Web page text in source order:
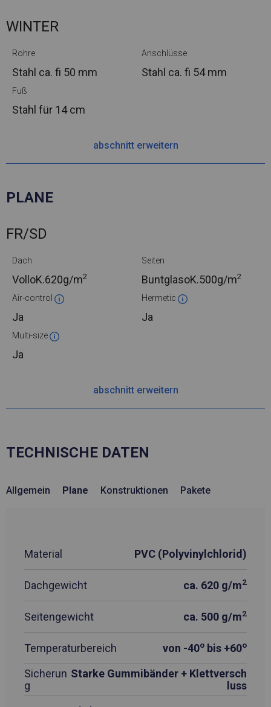
WINTER
Rohre
Stahl ca. fi 50 mm
Anschlüsse
Stahl ca. fi 54 mm
Fuß
Stahl für 14 cm
abschnitt erweitern
PLANE
FR/SD
Dach
VolloK.620g/m2
Seiten
BuntglasoK.500g/m2
Air-control
Ja
Hermetic
Ja
Multi-size
Ja
abschnitt erweitern
TECHNISCHE DATEN
Allgemein Plane Konstruktionen Pakete
Material PVC (Polyvinylchlorid)
Dachgewicht ca. 620 g/m2
Seitengewicht ca. 500 g/m2
Temperaturbereich von -40o bis +60o
Sicherun
g
Starke Gummibänder + Klettversch
luss